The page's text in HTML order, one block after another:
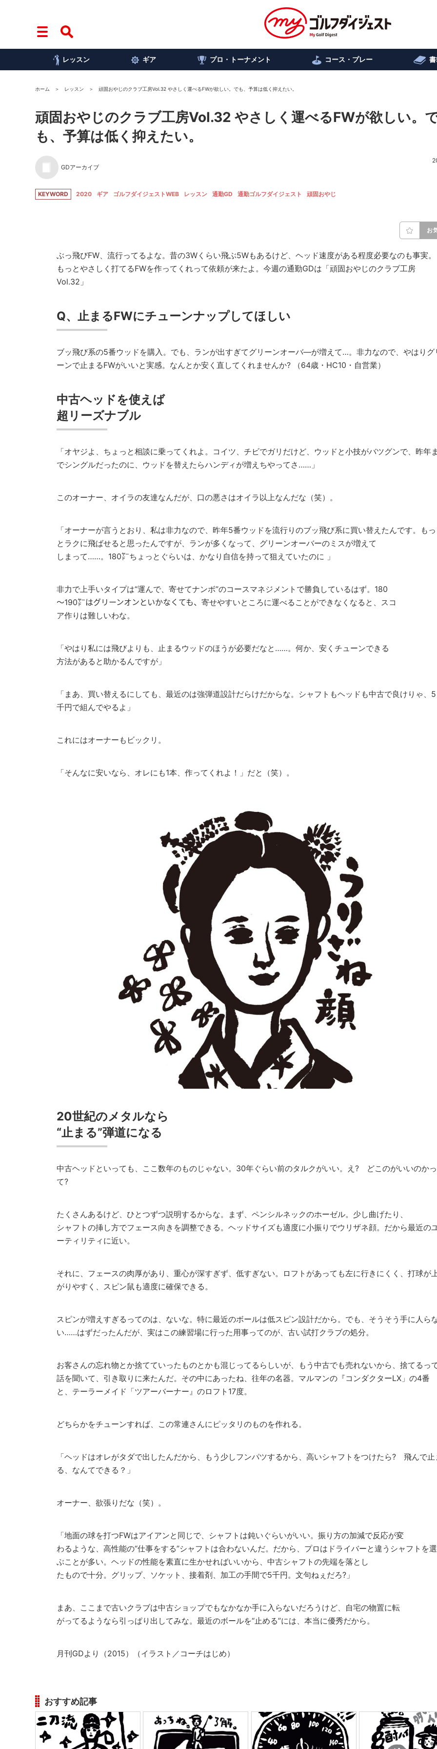
レッスン ギア プロ・トーナメント コース・プレー
ホーム レッスン 頑固おやじのクラブ工房Vol.32 やさしく運べるFWが欲しい。でも、予算は低く抑えたい。
頑固おやじのクラブ工房Vol.32 やさしく運べるFWが欲しい。
も、予算は低く抑えたい。
GDアーカイブ
KEYWORD 2020 ギア ゴルフダイジェストWEB レッスン 通勤GD 通勤ゴルフダイジェスト 頑固おやじ
お
ぶっ飛びFW、流行ってるよな。昔の3Wくらい飛ぶ5Wもあるけど、ヘッド速度がある程度必要なのも事実。
もっとやさしく打てるFWを作ってくれって依頼が来たよ。今週の通勤GDは「頑固おやじのクラブ工房
Vol.32」
Q、止まるFWにチューンナップしてほしい
ブッ飛び系の5番ウッドを購入。でも、ランが出すぎてグリーンオーバ—が増えて…。非力なので、やはりグ
ーンで止まるFWがいいと実感。なんとか安く直してくれませんか? （64歳・HC10・自営業）
中古ヘッドを使えば
超リーズナブル
「オヤジよ、ちょっと相談に乗ってくれよ。コイツ、チビでガリだけど、ウッドと小技がバツグンで、昨年
でシングルだったのに、ウッドを替えたらハンディが増えちやってさ……」
このオーナー、オイラの友達なんだが、口の悪さはオイラ以上なんだな（笑）。
「オーナーが言うとおり、私は非力なので、昨年5番ウッドを流行りのブッ飛び系に買い替えたんです。もっ
とラクに飛ばせると思ったんですが、ランが多くなって、グリーンオーバーのミスが増えて
しまって……。180㍎ちょっとぐらいは、かなり自信を持って狙えていたのに 」
非力で上手いタイプは“運んで、寄せてナンボ”のコースマネジメントで勝負しているはず。180
～190㍎はグリーンオンといかなくても、寄せやすいところに運べることができなくなると、スコ
ア作りは難しいわな。
「やはり私には飛びよりも、止まるウッドのほうが必要だなと……。何か、安くチューンできる
方法があると助かるんですが」
「まあ、買い替えるにしても、最近のは強弾道設計だらけだからな。シャフトもヘッドも中古で良けりゃ、5
千円で組んでやるよ」
これにはオーナーもビックリ。
「そんなに安いなら、オレにも1本、作ってくれよ！」だと（笑）。
20世紀のメタルなら
“止まる”弾道になる
中古ヘッドといっても、ここ数年のものじゃない。30年ぐらい前のタルクがいい。え? どこのがいいのかっ
て?
たくさんあるけど、ひとつずつ説明するからな。まず、ペンシルネックのホーゼル。少し曲げたり、
シャフトの挿し方でフェース向きを調整できる。ヘッドサイズも適度に小振りでウリザネ顔。だから最近の
ーティリティに近い。
それに、フェースの肉厚があり、重心が深すぎず、低すぎない。ロフトがあっても左に行きにくく、打球が
がりやすく、スピン鼠も適度に確保できる。
スピンが増えすぎるってのは、ないな。特に最近のボールは低スピン設計だから。でも、そうそう手に人ら
い……はずだったんだが、実はこの練習場に行った用事ってのが、古い試打クラブの処分。
お客さんの忘れ物とか捨てていったものとかも混じってるらしいが、もう中古でも売れないから、捨てるっ
話を聞いて、引き取りに来たんだ。その中にあったね、往年の名器。マルマンの『コンダクターLX」の4番
と、テーラーメイド「ツアーバーナー』のロフト17度。
どちらかをチューンすれば、この常連さんにピッタリのものを作れる。
「ヘッドはオレがタダで出したんだから、もう少しフンパツするから、高いシャフトをつけたら? 飛んで止
る、なんてできる？」
オーナー、欲張りだな（笑）。
「地面の球を打つFWはアイアンと同じで、シャフトは鈍いぐらいがいい。振り方の加減で反応が変
わるような、高性能の“仕事をする”シャフトは合わないんだ。だから、プロはドライバーと違うシャフトを選
ぶことが多い。ヘッドの性能を素直に生かせればいいから、中古シャフトの先端を落とし
たもので十分。グリップ、ソケット、接着剤、加工の手間で5千円。文句ねぇだろ?」
まあ、ここまで古いクラブは中古ショップでもなかなか手に入らないだろうけど、自宅の物置に転
がってるようなら引っぱり出してみな。最近のボールを“止める”には、本当に優秀だから。
月刊GDより（2015）（イラスト／コーチはじめ）
おすすめ記事